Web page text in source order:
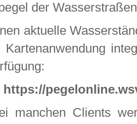
der
aktuelle
https://
manchen Clients